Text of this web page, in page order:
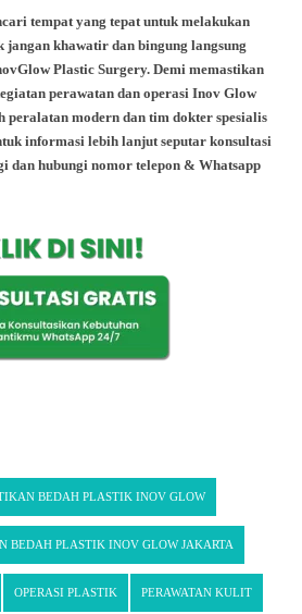
tempat yang tepat untuk melakukan
jangan khawatir dan bingung langsung
Plastic Surgery. Demi memastikan
perawatan dan operasi Inov Glow
peralatan modern dan tim dokter spesialis
informasi lebih lanjut seputar konsultasi
dan hubungi nomor telepon & Whatsapp
BEDAH PLASTIK INOV GLOW
BEDAH PLASTIK INOV GLOW JAKARTA
OPERASI PLASTIK PERAWATAN KULIT